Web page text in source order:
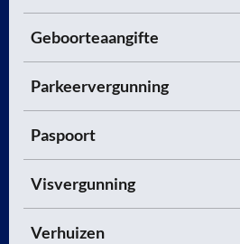
Geboorteaangifte
Parkeervergunning
Paspoort
Visvergunning
Verhuizen